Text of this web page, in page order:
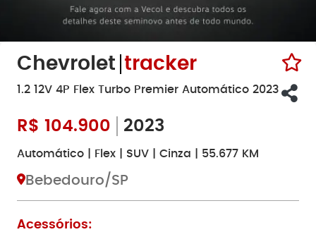
Chevrolet tracker
1.2 12V 4P Flex Turbo Premier Automático 2023
R$ 104.900 2023
Automático | Flex | SUV | Cinza | 55.677 KM
Bebedouro/SP
Acessórios: